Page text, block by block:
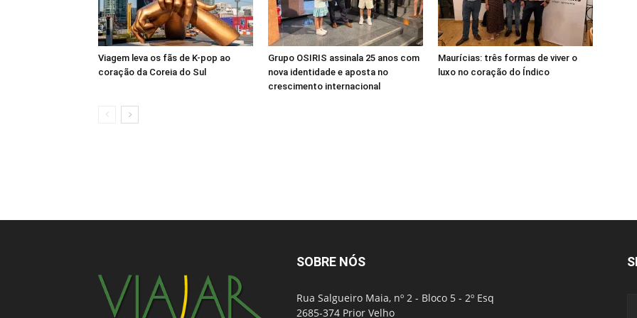
Viagem leva os fãs de K-pop ao
coração da Coreia do Sul
Grupo OSIRIS assinala 25 anos com
nova identidade e aposta no
crescimento internacional
Maurícias: três formas de viver o
luxo no coração do Índico
SOBRE NÓS
Rua Salgueiro Maia, nº 2 - Bloco 5 - 2º Esq
2685-374 Prior Velho